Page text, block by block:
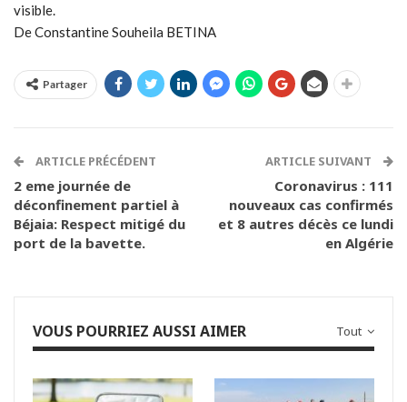
visible.
De Constantine Souheila BETINA
Partager
ARTICLE PRÉCÉDENT
2 eme journée de
déconfinement partiel à
Béjaia: Respect mitigé du
port de la bavette.
ARTICLE SUIVANT
Coronavirus : 111
nouveaux cas confirmés
et 8 autres décès ce lundi
en Algérie
Tout
VOUS POURRIEZ AUSSI AIMER